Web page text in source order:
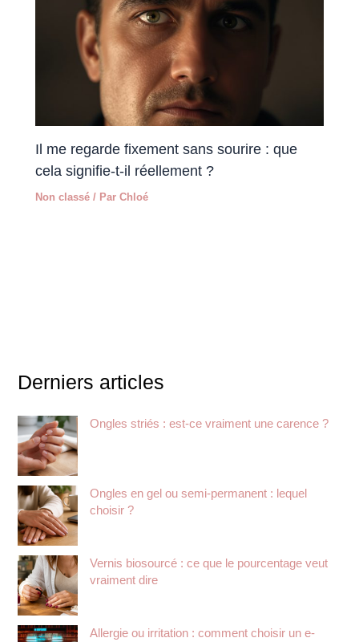
Il me regarde fixement sans sourire : que
cela signifie-t-il réellement ?
Non classé / ParChloé
Derniers articles
Ongles striés : est-ce vraiment une carence ?
Ongles en gel ou semi-permanent : lequel
choisir ?
Vernis biosourcé : ce que le pourcentage veut
vraiment dire
Allergie ou irritation : comment choisir un e-